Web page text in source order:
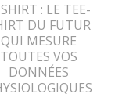
: LE TEE-
DU FUTUR
QUI MESURE
TOUTES VOS
DONNÉES